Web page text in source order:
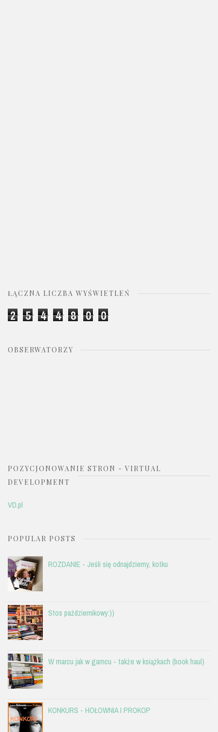
ŁĄCZNA LICZBA WYŚWIETLEŃ
2 5 4 4 8 0 0
OBSERWATORZY
POZYCJONOWANIE STRON - VIRTUAL
DEVELOPMENT
VD.pl
POPULAR POSTS
ROZDANIE - Jeśli się odnajdziemy, kotku
Stos październikowy:))
W marcu jak w garncu - także w książkach (book haul)
KONKURS - HOŁOWNIA I PROKOP